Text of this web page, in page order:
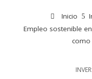
Inicio
Empleo sostenible
como